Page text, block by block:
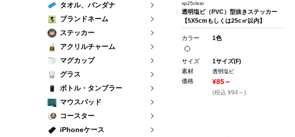
タオル、バンダナ
ブランドネーム
ステッカー
アクリルチャーム
マグカップ
グラス
ボトル・タンブラー
マウスパッド
コースター
iPhoneケース
sp25clear
透明塩ビ（PVC）型抜きステッカー
【5X5cmもしくは25c㎡以内】
カラー 1色
サイズ
1サイズ(F)
素材
透明塩ビ
価格 ¥85～
(税込 ¥94～)